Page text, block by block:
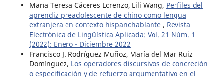
María Teresa Cáceres Lorenzo, Lili Wang, Perfiles del
aprendiz preadolescente de chino como lengua
extranjera en contexto hispanohablante , Revista
Electrónica de Lingüística Aplicada: Vol. 21 Núm. 1
(2022): Enero - Diciembre 2022
Francisco J. Rodríguez Muñoz, María del Mar Ruiz
Domínguez, Los operadores discursivos de concreción
o especificación y de refuerzo argumentativo en el